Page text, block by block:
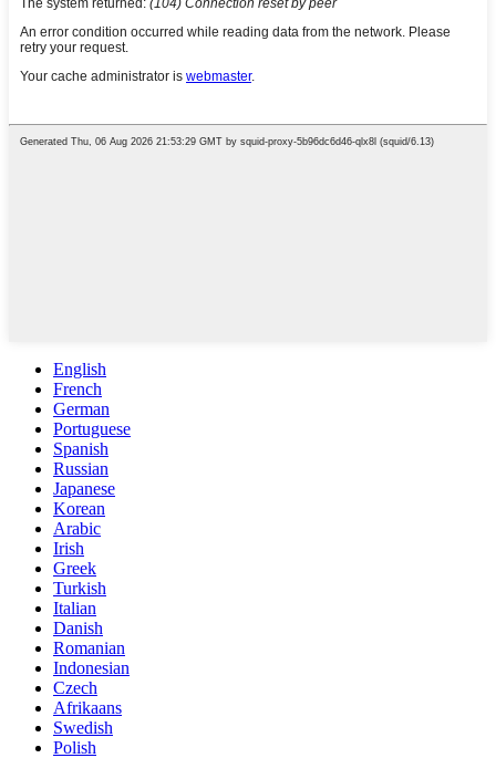
English
French
German
Portuguese
Spanish
Russian
Japanese
Korean
Arabic
Irish
Greek
Turkish
Italian
Danish
Romanian
Indonesian
Czech
Afrikaans
Swedish
Polish